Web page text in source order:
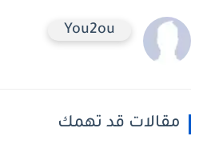
You2ou
مقالات قد تهمك